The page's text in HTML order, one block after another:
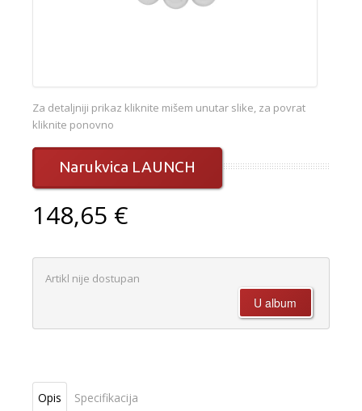
Za detaljniji prikaz kliknite mišem unutar slike, za povrat
kliknite ponovno
Narukvica LAUNCH
148,65 €
Artikl nije dostupan
Opis Specifikacija